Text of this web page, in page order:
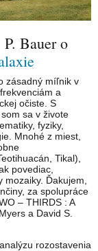
Bauer o
zásadný míľnik v
a
očiste. S
sa v živote
fyziky,
Mnohé z miest,
Tikal),
povediac,
Ďakujem,
za spolupráce
– THIRDS : A
a David S.
rozostavenia